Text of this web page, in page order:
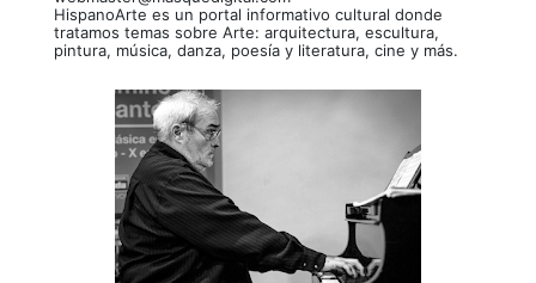
HispanoArte es un portal informativo cultural donde
tratamos temas sobre Arte: arquitectura, escultura,
pintura, música, danza, poesía y literatura, cine y más.